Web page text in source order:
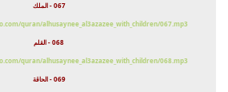
067 - الملك
quran/alhusaynee_al3azazee_with_children/067.mp3
068 - القلم
quran/alhusaynee_al3azazee_with_children/068.mp3
069 - الحاقة